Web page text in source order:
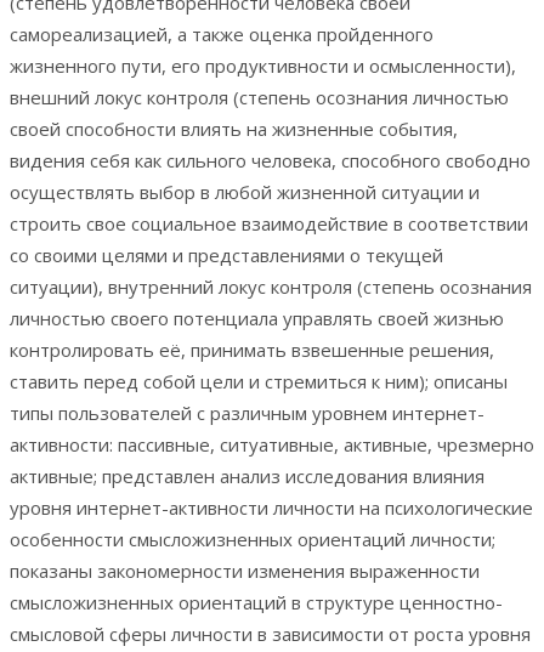
самореализацией, а также оценка пройденного
жизненного пути, его продуктивности и осмысленности),
внешний локус контроля (степень осознания личностью
своей способности влиять на жизненные события,
видения себя как сильного человека, способного свободно
осуществлять выбор в любой жизненной ситуации и
строить свое социальное взаимодействие в соответствии
со своими целями и представлениями о текущей
ситуации), внутренний локус контроля (степень осознания
личностью своего потенциала управлять своей жизнью
контролировать её, принимать взвешенные решения,
ставить перед собой цели и стремиться к ним); описаны
типы пользователей с различным уровнем интернет-
активности: пассивные, ситуативные, активные, чрезмерно
активные; представлен анализ исследования влияния
уровня интернет-активности личности на психологические
особенности смысложизненных ориентаций личности;
показаны закономерности изменения выраженности
смысложизненных ориентаций в структуре ценностно-
смысловой сферы личности в зависимости от роста уровня